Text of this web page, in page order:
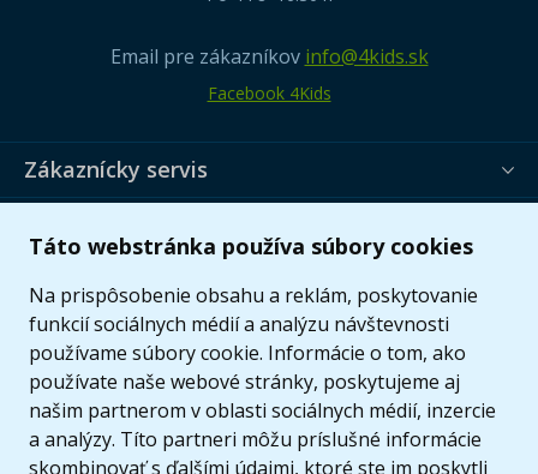
Táto webstránka používa súbory cookies
Na prispôsobenie obsahu a reklám, poskytovanie
funkcií sociálnych médií a analýzu návštevnosti
používame súbory cookie. Informácie o tom, ako
používate naše webové stránky, poskytujeme aj
našim partnerom v oblasti sociálnych médií, inzercie
a analýzy. Títo partneri môžu príslušné informácie
skombinovať s ďalšími údajmi, ktoré ste im poskytli
Email pre zákazníkov info@4kids.sk
Facebook 4Kids
Zákaznícky servis